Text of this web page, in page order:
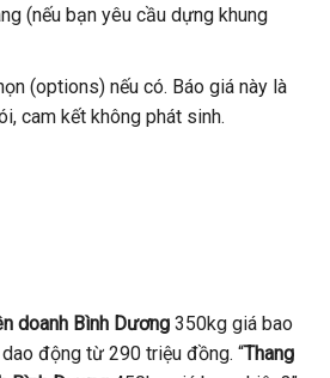
(nếu bạn yêu cầu dựng khung
(options) nếu có. Báo giá này là
cam kết không phát sinh.
doanh Bình Dương 350kg giá bao
động từ 290 triệu đồng. “Thang